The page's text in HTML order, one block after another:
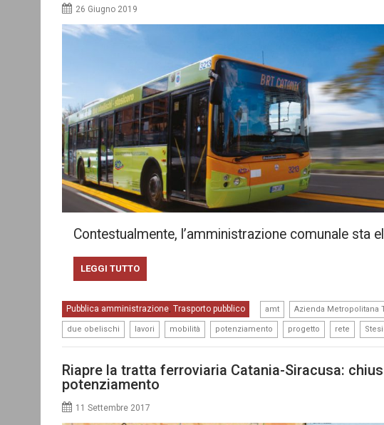
26 Giugno 2019
Contestualmente, l’amministrazione comunale sta
LEGGI TUTTO
Pubblica amministrazione Trasporto pubblico amt Azienda Metropolitana
due obelischi lavori mobilità potenziamento progetto rete
Riapre la tratta ferroviaria Catania-Siracusa:
potenziamento
11 Settembre 2017